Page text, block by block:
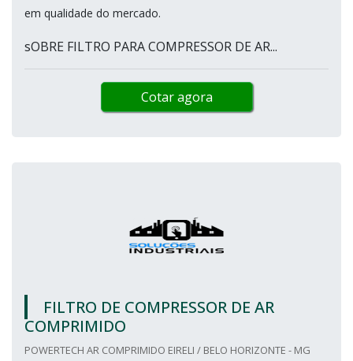
em qualidade do mercado.
sOBRE FILTRO PARA COMPRESSOR DE AR...
Cotar agora
FILTRO DE COMPRESSOR DE AR
COMPRIMIDO
POWERTECH AR COMPRIMIDO EIRELI / BELO HORIZONTE - MG